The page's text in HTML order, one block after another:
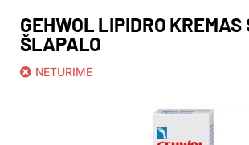
GEHWOL LIPIDRO KREMAS
ŠLAPALO
NETURIME